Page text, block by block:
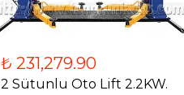
₺ 231,279.90
2 Sütunlu Oto Lift 2.2KW.